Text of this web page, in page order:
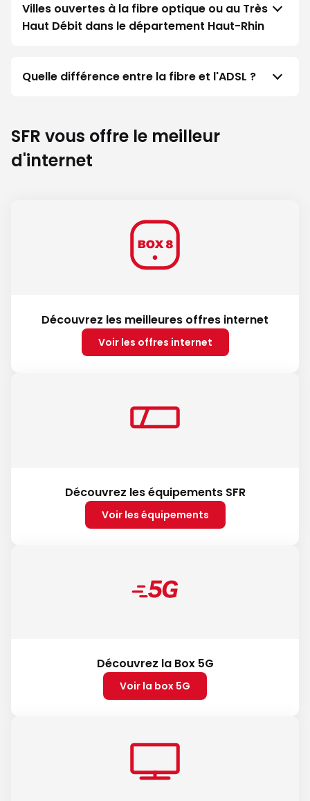
Villes ouvertes à la fibre optique ou au Très
Haut Débit dans le département Haut-Rhin
Quelle différence entre la fibre et l'ADSL ?
SFR vous offre le meilleur
d'internet
Découvrez les meilleures offres internet
Voir les offres internet
Découvrez les équipements SFR
Voir les équipements
Découvrez la Box 5G
Voir la box 5G